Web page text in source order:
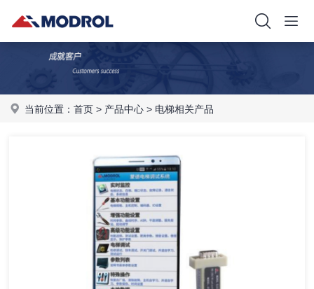
当前位置：首页 > 产品中心 > 电梯相关产品